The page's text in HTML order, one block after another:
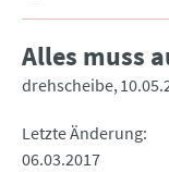
Alles muss
drehscheibe
Letzte Änderung
06.03.2017